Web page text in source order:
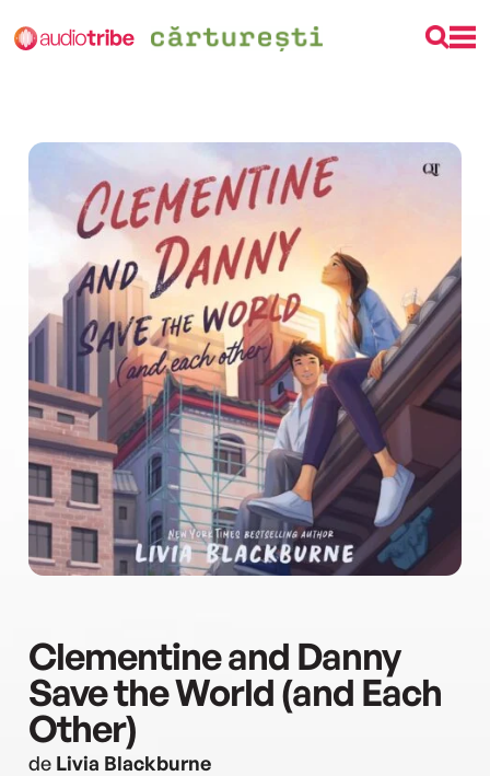
Clementine and Danny
Save the World (and Each
Other)
de Livia Blackburne